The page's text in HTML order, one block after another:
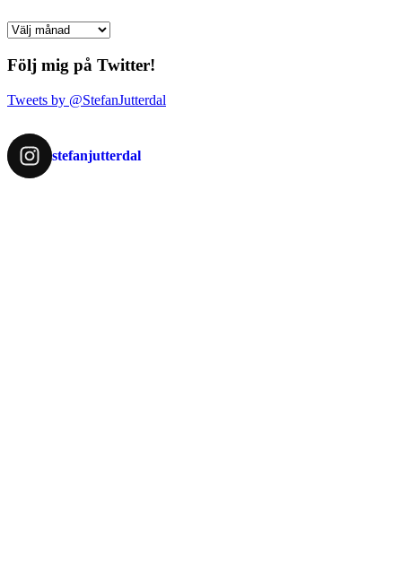
Arkiv
Följ mig på Twitter!
Tweets by @StefanJutterdal
stefanjutterdal